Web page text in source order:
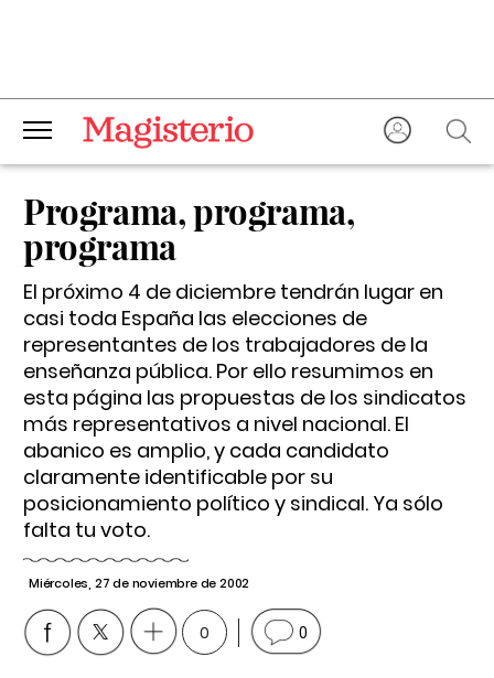
Programa, programa,
programa
El próximo 4 de diciembre tendrán lugar en
casi toda España las elecciones de
representantes de los trabajadores de la
enseñanza pública. Por ello resumimos en
esta página las propuestas de los sindicatos
más representativos a nivel nacional. El
abanico es amplio, y cada candidato
claramente identificable por su
posicionamiento político y sindical. Ya sólo
falta tu voto.
Miércoles, 27 de noviembre de 2002
0 0